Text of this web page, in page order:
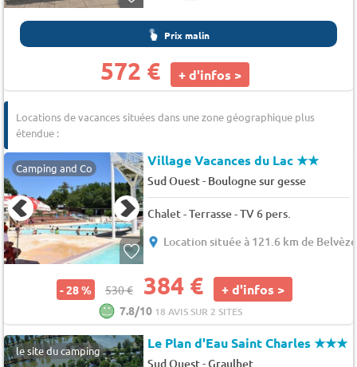
Prix malin
572 € + d'infos >
Locations de vacances situées dans une zone géographique plus
étendue :
Camping and Co Village Vacances du Lac★★
Sud Ouest- Boulogne sur gesse
Chalet - Terrasse - TV 6 pers.
Location située à 121.6 km de Belvèze
- 28 % 530 € 384 € + d'infos >
7.8/10 18 AVIS SUR 2 SITES
le site du camping Le Plan d'Eau Saint Charles★★★
Sud Ouest-Graulhet